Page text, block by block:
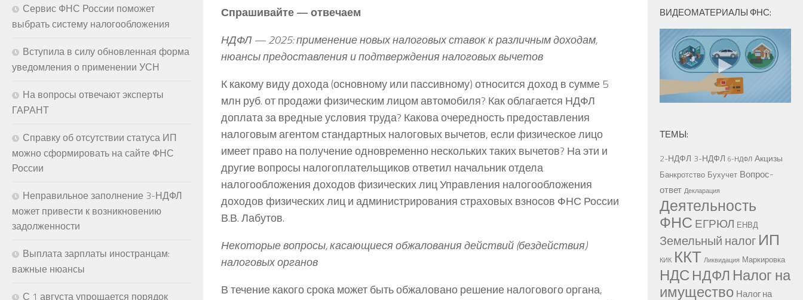
Спрашивайте — отвечаем
НДФЛ — 2025: применение новых налоговых ставок к различным доходам,
нюансы предоставления и подтверждения налоговых вычетов
К какому виду дохода (основному или пассивному) относится доход в сумме 5
млн руб. от продажи физическим лицом автомобиля? Как облагается НДФЛ
доплата за вредные условия труда? Какова очередность предоставления
налоговым агентом стандартных налоговых вычетов, если физическое лицо
имеет право на получение одновременно нескольких таких вычетов? На эти и
другие вопросы налогоплательщиков ответил начальник отдела
налогообложения доходов физических лиц Управления налогообложения
доходов физических лиц и администрирования страховых взносов ФНС России
В.В. Лабутов.
Некоторые вопросы, касающиеся обжалования действий (бездействия)
налоговых органов
В течение какого срока может быть обжаловано решение налогового органа,
Сервис ФНС России поможет
выбрать систему налогообложения
Вступила в силу обновленная форма
уведомления о применении УСН
На вопросы отвечают эксперты
ГАРАНТ
Справку об отсутствии статуса ИП
можно сформировать на сайте ФНС
России
Неправильное заполнение 3-НДФЛ
может привести к возникновению
задолженности
Выплата зарплаты иностранцам:
важные нюансы
С 1 августа упрощается порядок
ВИДЕОМАТЕРИАЛЫ ФНС:
ТЕМЫ:
2-НДФЛ 3-НДФЛ 6-НДФЛ Акцизы
Банкротство Бухучет Вопрос-
ответ Декларация
Деятельность
ФНС ЕГРЮЛ ЕНВД
Земельный налог ИП
КИК ККТ Ликвидация Маркировка
НДС НДФЛ Налог на
имущество Налог на